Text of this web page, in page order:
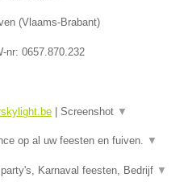
(Vlaams-Brabant)
nr: 0657.870.232
Screenshot ▼
op al uw feesten en fuiven. ▼
Karnaval feesten, Bedrijf ▼